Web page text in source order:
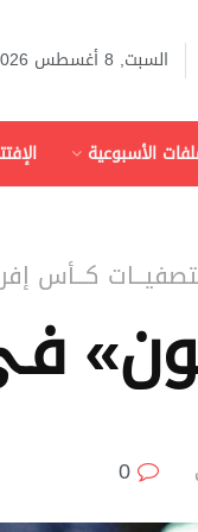
السبت, 8 أغسطس 2026
الأسبوعية
كـــأس